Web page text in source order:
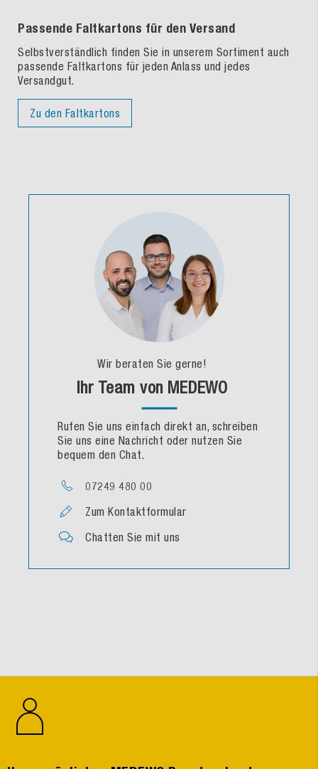
Passende Faltkartons für den Versand
Selbstverständlich finden Sie in unserem Sortiment auch
passende Faltkartons für jeden Anlass und jedes
Versandgut.
Zu den Faltkartons
Wir beraten Sie gerne!
Ihr Team von MEDEWO
Rufen Sie uns einfach direkt an, schreiben
Sie uns eine Nachricht oder nutzen Sie
bequem den Chat.
07249 480 00
Zum Kontaktformular
Chatten Sie mit uns